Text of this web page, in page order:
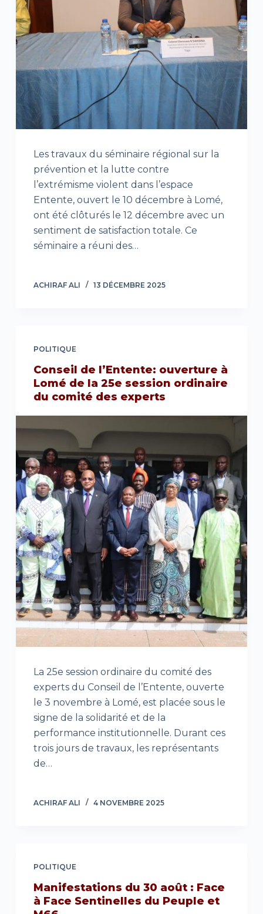
Les travaux du séminaire régional sur la
prévention et la lutte contre
l’extrémisme violent dans l’espace
Entente, ouvert le 10 décembre à Lomé,
ont été clôturés le 12 décembre avec un
sentiment de satisfaction totale. Ce
séminaire a réuni des…
ACHIRAF ALI 13 DÉCEMBRE 2025
POLITIQUE
Conseil de l’Entente: ouverture à
Lomé de la 25e session ordinaire
du comité des experts
La 25e session ordinaire du comité des
experts du Conseil de l’Entente, ouverte
le 3 novembre à Lomé, est placée sous le
signe de la solidarité et de la
performance institutionnelle. Durant ces
trois jours de travaux, les représentants
de…
ACHIRAF ALI 4 NOVEMBRE 2025
POLITIQUE
Manifestations du 30 août : Face
à Face Sentinelles du Peuple et